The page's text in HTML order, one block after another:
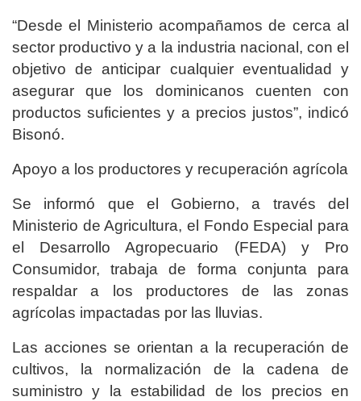
“Desde el Ministerio acompañamos de cerca al
sector productivo y a la industria nacional, con el
objetivo de anticipar cualquier eventualidad y
asegurar que los dominicanos cuenten con
productos suficientes y a precios justos”, indicó
Bisonó.
Apoyo a los productores y recuperación agrícola
Se informó que el Gobierno, a través del
Ministerio de Agricultura, el Fondo Especial para
el Desarrollo Agropecuario (FEDA) y Pro
Consumidor, trabaja de forma conjunta para
respaldar a los productores de las zonas
agrícolas impactadas por las lluvias.
Las acciones se orientan a la recuperación de
cultivos, la normalización de la cadena de
suministro y la estabilidad de los precios en